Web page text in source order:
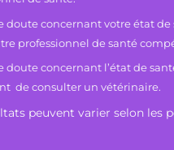
doute concernant votre état
professionnel de santé
doute concernant l’état de
de consulter un vétérinaire.
peuvent varier selon les